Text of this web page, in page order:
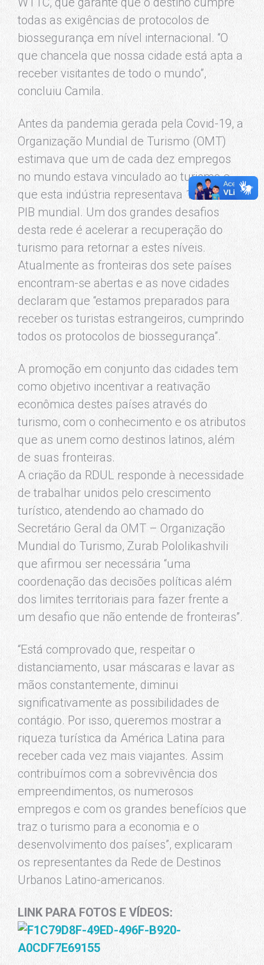
todas as exigências de protocolos de
biossegurança em nível internacional. “O
que chancela que nossa cidade está apta a
receber visitantes de todo o mundo”,
concluiu Camila.
Antes da pandemia gerada pela Covid-19, a
Organização Mundial de Turismo (OMT)
estimava que um de cada dez empregos
no mundo estava vinculado ao turismo e
que esta indústria representava 10,4% do
PIB mundial. Um dos grandes desafios
desta rede é acelerar a recuperação do
turismo para retornar a estes níveis.
Atualmente as fronteiras dos sete países
encontram-se abertas e as nove cidades
declaram que “estamos preparados para
receber os turistas estrangeiros, cumprindo
todos os protocolos de biossegurança”.
A promoção em conjunto das cidades tem
como objetivo incentivar a reativação
econômica destes países através do
turismo, com o conhecimento e os atributos
que as unem como destinos latinos, além
de suas fronteiras.
A criação da RDUL responde à necessidade
de trabalhar unidos pelo crescimento
turístico, atendendo ao chamado do
Secretário Geral da OMT – Organização
Mundial do Turismo, Zurab Pololikashvili
que afirmou ser necessária “uma
coordenação das decisões políticas além
dos limites territoriais para fazer frente a
um desafio que não entende de fronteiras”.
“Está comprovado que, respeitar o
distanciamento, usar máscaras e lavar as
mãos constantemente, diminui
significativamente as possibilidades de
contágio. Por isso, queremos mostrar a
riqueza turística da América Latina para
receber cada vez mais viajantes. Assim
contribuímos com a sobrevivência dos
empreendimentos, os numerosos
empregos e com os grandes benefícios que
traz o turismo para a economia e o
desenvolvimento dos países”, explicaram
os representantes da Rede de Destinos
Urbanos Latino-americanos.
LINK PARA FOTOS E VÍDEOS: